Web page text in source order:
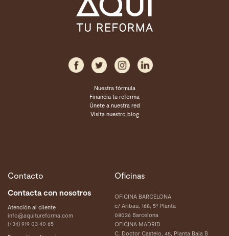
Nuestra fórmula
Financia tu reforma
Únete a nuestra red
Visita nuestro blog
Contacto
Contacta con nosotros
Atención al cliente
info@aquitureforma.com
(+34) 919 03 40 65
Oficinas
OFICINA BARCELONA
c/ Aribau, 168, 5ª Planta
08036 Barcelona
OFICINA MADRID
C. Doctor Castelo, 45, Planta Baja B